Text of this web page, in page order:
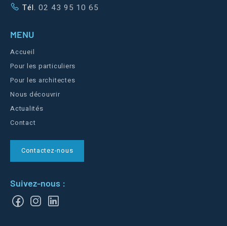
Tél. 02 43 95 10 65
MENU
Accueil
Pour les particuliers
Pour les architectes
Nous découvrir
Actualités
Contact
Contactez-nous
Suivez-nous :